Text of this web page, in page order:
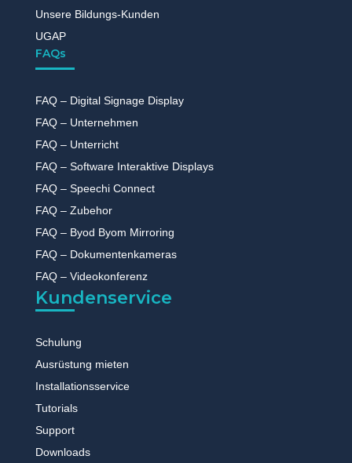
Unsere Bildungs-Kunden
UGAP
FAQs
FAQ – Digital Signage Display
FAQ – Unternehmen
FAQ – Unterricht
FAQ – Software Interaktive Displays
FAQ – Speechi Connect
FAQ – Zubehor
FAQ – Byod Byom Mirroring
FAQ – Dokumentenkameras
FAQ – Videokonferenz
Kundenservice
Schulung
Ausrüstung mieten
Installationsservice
Tutorials
Support
Downloads